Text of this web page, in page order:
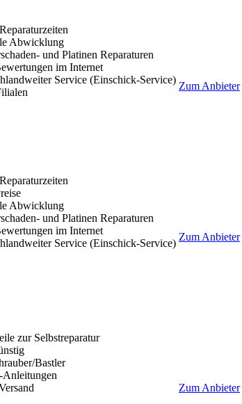
Abwicklung
und Platinen Reparaturen
im Internet
Service (Einschick-Service)
Zum Anbieter
Abwicklung
und Platinen Reparaturen
im Internet
Service (Einschick-Service)
Zum Anbieter
zur Selbstreparatur
Bastler
Zum Anbieter